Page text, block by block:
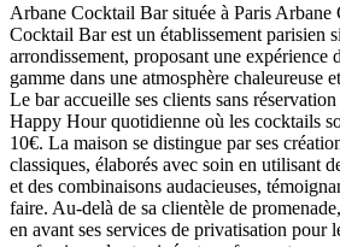
Arbane Cocktail Bar située à Paris
Cocktail Bar est un établissement parisien
arrondissement, proposant une expérience
gamme dans une atmosphère chaleureuse
Le bar accueille ses clients sans
Happy Hour quotidienne où les cocktails
10€. La maison se distingue par ses
classiques, élaborés avec soin en utilisant
et des combinaisons audacieuses,
faire. Au-delà de sa clientèle de
en avant ses services de privatisation pour